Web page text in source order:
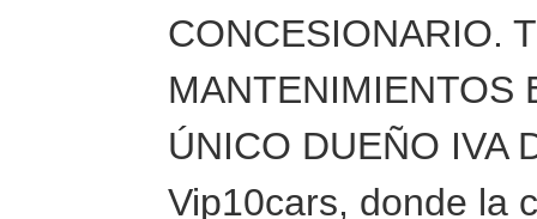
CONCESIONARIO.
MANTENIMIENTOS
ÚNICO DUEÑO IVA
Vip10cars, donde la